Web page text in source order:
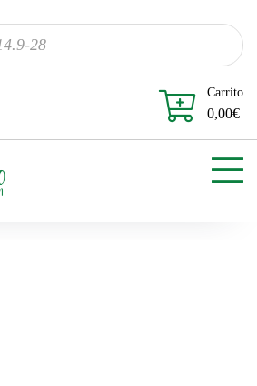
Carrito
0,00€